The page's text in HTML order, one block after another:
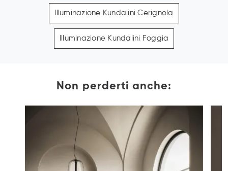
Illuminazione Kundalini Cerignola
Illuminazione Kundalini Foggia
Non perderti anche: